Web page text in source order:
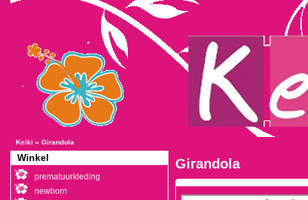
Keiki » Girandola
Girandola
Winkel
prematuurkleding
newborn